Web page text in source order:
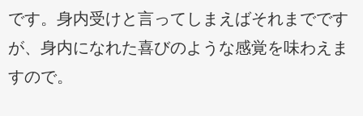
です。身内受けと言ってしまえばそれまでです
が、身内になれた喜びのような感覚を味わえま
すので。